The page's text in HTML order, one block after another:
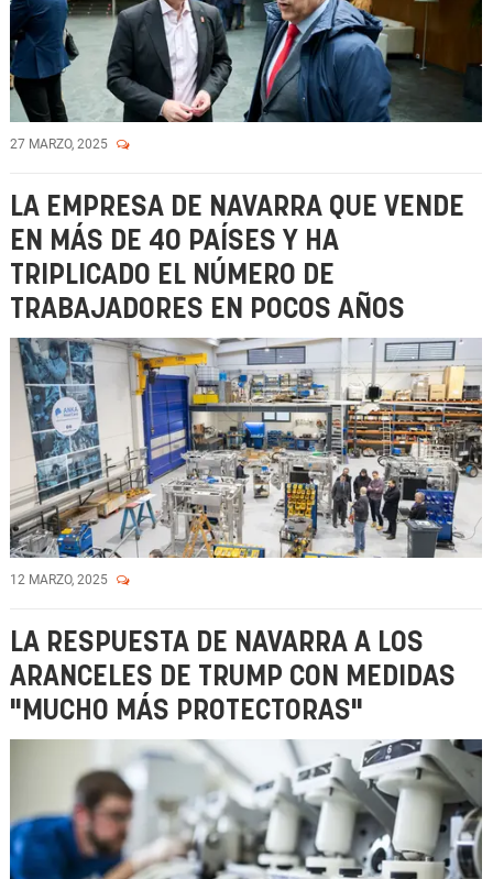
27 MARZO, 2025
LA EMPRESA DE NAVARRA QUE VENDE
EN MÁS DE 40 PAÍSES Y HA
TRIPLICADO EL NÚMERO DE
TRABAJADORES EN POCOS AÑOS
12 MARZO, 2025
LA RESPUESTA DE NAVARRA A LOS
ARANCELES DE TRUMP CON MEDIDAS
"MUCHO MÁS PROTECTORAS"